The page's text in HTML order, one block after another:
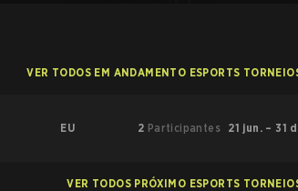
VER TODOS EM ANDAMENTO ESPORTS
EU 2 Participantes 21 jun. – 31
VER TODOS PRÓXIMO ESPORTS